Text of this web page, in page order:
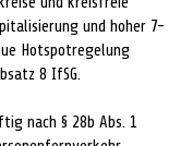
und hoher 7-
Hotspotregelung
8 IfSG.
nach § 28b Abs. 1